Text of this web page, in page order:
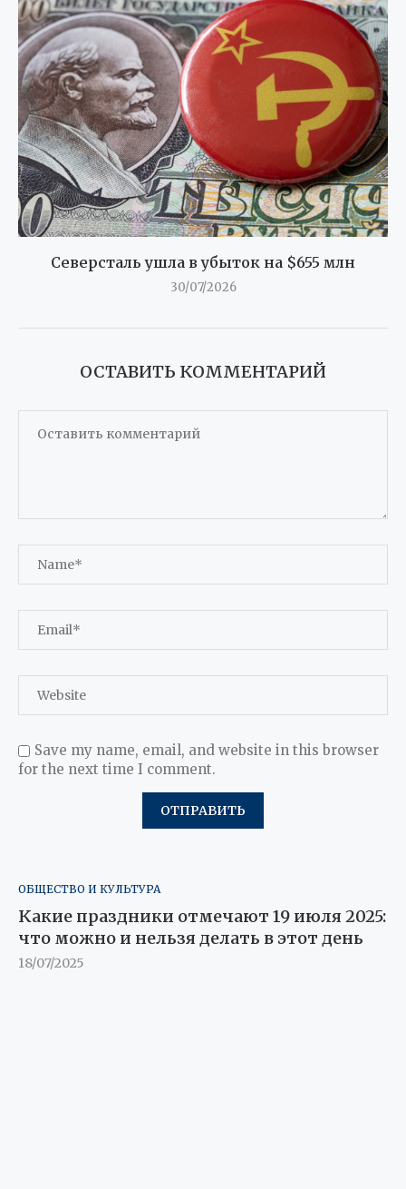
Северсталь ушла в убыток на $655 млн
30/07/2026
ОСТАВИТЬ КОММЕНТАРИЙ
Save my name, email, and website in this browser
for the next time I comment.
ОБЩЕСТВО И КУЛЬТУРА
Какие праздники отмечают 19 июля 2025:
что можно и нельзя делать в этот день
18/07/2025